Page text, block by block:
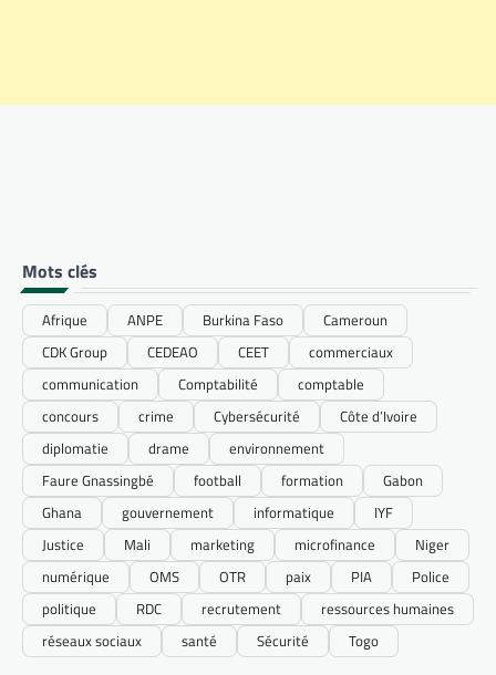
Mots clés
Afrique ANPE Burkina Faso
Cameroun
CDK Group
CEDEAO CEET
commerciaux
communication
Comptabilité
comptable
concours
crime Cybersécurité
Côte d’Ivoire
diplomatie
drame
environnement
Faure Gnassingbé
football formation
Gabon
Ghana
gouvernement informatique
IYF
Justice
Mali marketing microfinance
Niger
numérique
OMS OTR paix PIA
Police
politique
RDC recrutement
ressources humaines
réseaux sociaux
santé Sécurité Togo